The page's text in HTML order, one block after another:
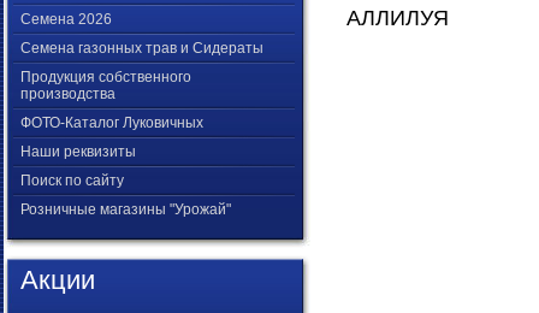
Семена 2026
Семена газонных трав и Сидераты
Продукция собственного
производства
ФОТО-Каталог Луковичных
Наши реквизиты
Поиск по сайту
Розничные магазины "Урожай"
Акции
АЛЛИЛУЯ